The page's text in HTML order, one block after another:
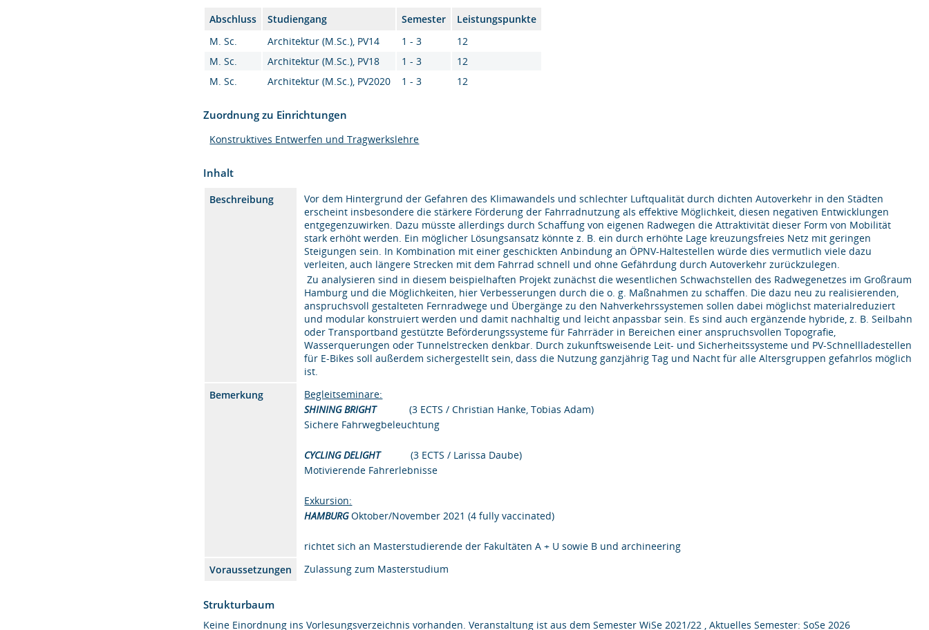
Abschluss Studiengang Semester
Leistungspunkte
M. Sc.
Architektur (M.Sc.), PV14 1 - 3
12
M. Sc.
Architektur (M.Sc.), PV18 1 - 3
12
M. Sc.
Architektur (M.Sc.), PV2020 1 - 3 12
Zuordnung zu Einrichtungen
Konstruktives Entwerfen und Tragwerkslehre
Inhalt
Beschreibung
Vor dem Hintergrund der Gefahren des Klimawandels und schlechter Luftqualität durch dichten Autoverkehr in den Städten
erscheint insbesondere die stärkere Förderung der Fahrradnutzung als effektive Möglichkeit, diesen negativen Entwicklungen
entgegenzuwirken. Dazu müsste allerdings durch Schaffung von eigenen Radwegen die Attraktivität dieser Form von Mobilität
stark erhöht werden. Ein möglicher Lösungsansatz könnte z. B. ein durch erhöhte Lage kreuzungsfreies Netz mit geringen
Steigungen sein. In Kombination mit einer geschickten Anbindung an ÖPNV-Haltestellen würde dies vermutlich viele dazu
verleiten, auch längere Strecken mit dem Fahrrad schnell und ohne Gefährdung durch Autoverkehr zurückzulegen.
Zu analysieren sind in diesem beispielhaften Projekt zunächst die wesentlichen Schwachstellen des Radwegenetzes im Großraum
Hamburg und die Möglichkeiten, hier Verbesserungen durch die o. g. Maßnahmen zu schaffen. Die dazu neu zu realisierenden,
anspruchsvoll gestalteten Fernradwege und Übergänge zu den Nahverkehrssystemen sollen dabei möglichst materialreduziert
und modular konstruiert werden und damit nachhaltig und leicht anpassbar sein. Es sind auch ergänzende hybride, z. B. Seilbahn
oder Transportband gestützte Beförderungssysteme für Fahrräder in Bereichen einer anspruchsvollen Topografie,
Wasserquerungen oder Tunnelstrecken denkbar. Durch zukunftsweisende Leit- und Sicherheitssysteme und PV-Schnellladestellen
für E-Bikes soll außerdem sichergestellt sein, dass die Nutzung ganzjährig Tag und Nacht für alle Altersgruppen gefahrlos möglich
ist.
Bemerkung
Begleitseminare:
SHINING BRIGHT(3 ECTS / Christian Hanke, Tobias Adam)
Sichere Fahrwegbeleuchtung
CYCLING DELIGHT(3 ECTS / Larissa Daube)
Motivierende Fahrerlebnisse
Exkursion:
HAMBURGOktober/November 2021 (4 fully vaccinated)
richtet sich an Masterstudierende der Fakultäten A + U sowie B und archineering
Voraussetzungen
Zulassung zum Masterstudium
Strukturbaum
Keine Einordnung ins Vorlesungsverzeichnis vorhanden. Veranstaltung ist aus dem Semester WiSe 2021/22 , Aktuelles Semester: SoSe 2026